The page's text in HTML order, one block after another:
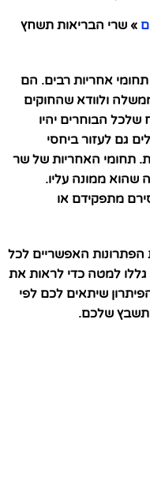
» שרי הבריאות תשחץ
אחריות רבים. הם
ולוודא שהחוקים
הבוחרים יהיו
גם לעזור ביחסי
תחומי האחריות של שר
ממונה עליו.
מתפקידם או
האפשריים לכל
למטה כדי לראות את
שיתאים לכם לפי
שלכם.